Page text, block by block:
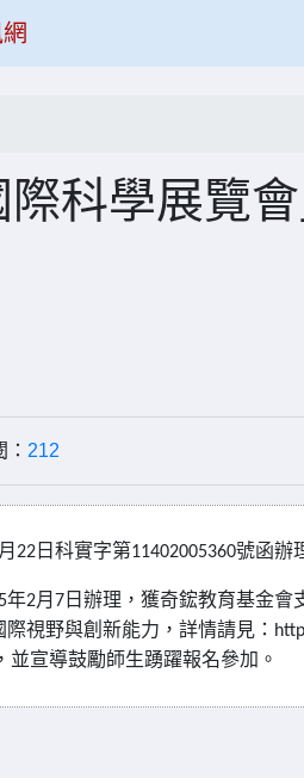
際科學展覽
212
月 22 日科實字第11402005360號函辦
年2月 7 日辦理，獲奇鋐教育基金會
際視野與創新能力，詳情請見：
並宣導鼓勵師生踴躍報名參加。